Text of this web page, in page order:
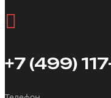
+7 (499)